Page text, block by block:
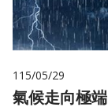
115/05/29
氣候走向極